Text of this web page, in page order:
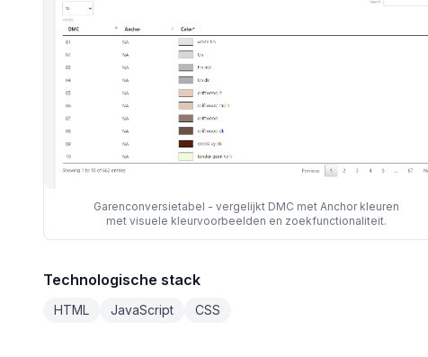
Garenconversietabel - vergelijkt DMC met Anchor kleuren
met visuele kleurvoorbeelden en zoekfunctionaliteit.
Technologische stack
HTML JavaScript CSS